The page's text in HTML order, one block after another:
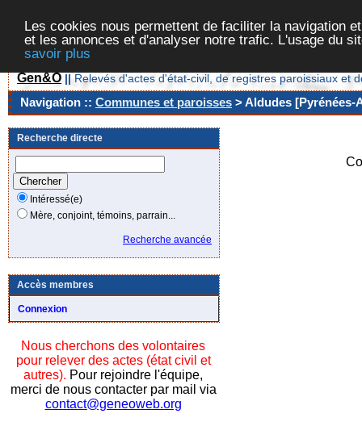
Les cookies nous permettent de faciliter la navigation
et les annonces et d'analyser notre trafic. L'usage du
savoir plus
Gen&O || Relevés d'actes d'état-civil, de registres paroissiaux et
Navigation :: Communes et paroisses > Aldudes [Pyrénées-
Recherche directe
Intéressé(e)
Mère, conjoint, témoins, parrain...
Recherche avancée
Accès membres
Connexion
Nous cherchons des volontaires
pour relever des actes (état civil et
autres). Pour rejoindre l'équipe,
merci de nous contacter par mail via
contact@geneoweb.org